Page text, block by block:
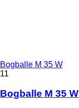
Bogballe M 35 W
11
Bogballe M 35 W